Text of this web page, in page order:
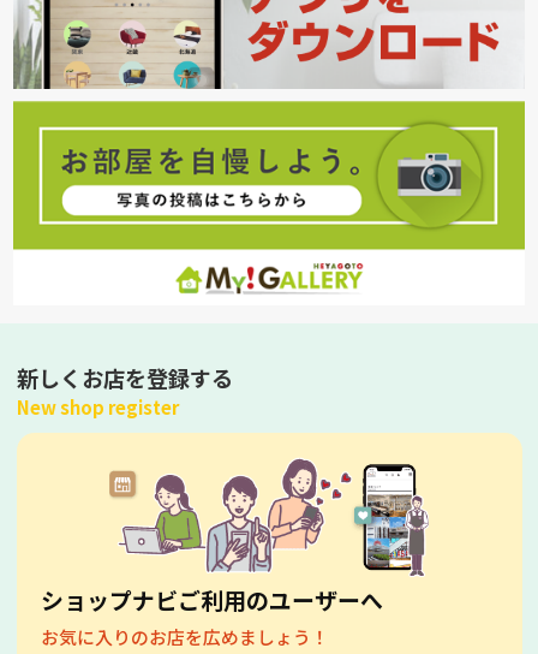
新しくお店を登録する
New shop register
ショップナビご利用のユーザーへ
お気に入りのお店を広めましょう！